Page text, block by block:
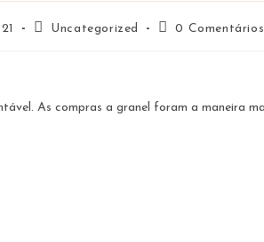
Uncategorized 0 Comentários
As compras a granel foram a maneira